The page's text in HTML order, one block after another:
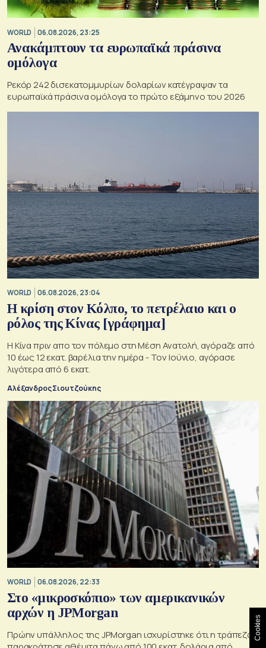
WORLD 06.08.2026, 23:25
Ανακάμπτουν τα ευρωπαϊκά πράσινα
ομόλογα
Ρεκόρ 242 δισεκατομμυρίων δολαρίων κατέγραψαν τα
ευρωπαϊκά πράσινα ομόλογα το πρώτο εξάμηνο του 2026
WORLD 06.08.2026, 23:04
Η κρίση στoν Κόλπο, το πετρέλαιο και ο
ρόλος της Κίνας [γράφημα]
Η Κίνα πριν απο τον πόλεμο στη Μέση Ανατολή, αγόραζε από
10 έως 12 εκατ. βαρέλια την ημέρα - Τον Ιούνιο, αγόρασε
λιγότερα από 6 εκατ.
Αλέξανδρος Σιουτζούκης
WORLD 06.08.2026, 22:33
Στο «μικροσκόπιο» των αμερικανικών
αρχών η JPMorgan
Πρώην υπάλληλος της JPMorgan ισχυρίστηκε ότι η τράπεζα Cookies